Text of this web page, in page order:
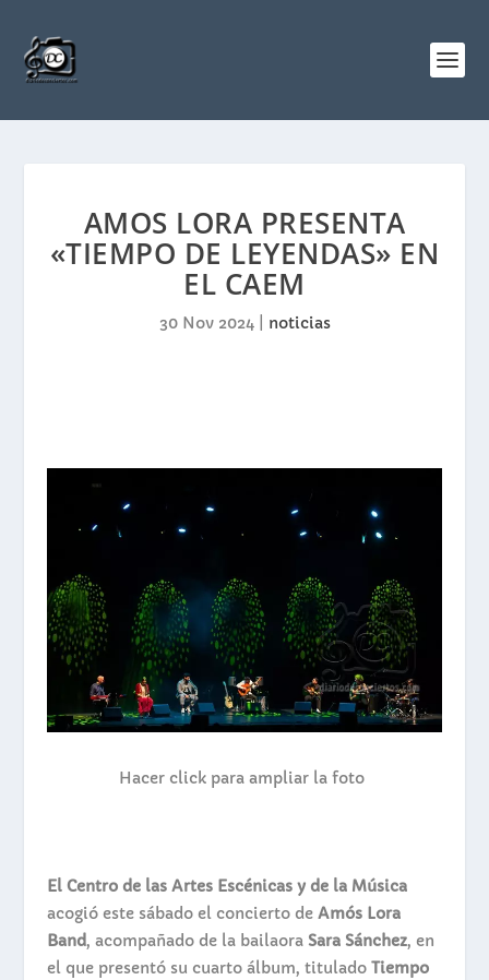
AMOS LORA PRESENTA
«TIEMPO DE LEYENDAS» EN
EL CAEM
30 Nov 2024| noticias
Hacer click para ampliar la foto
El Centro de las Artes Escénicas y de la Música
acogió este sábado el concierto de Amós Lora
Band, acompañado de la bailaora Sara Sánchez, en
el que presentó su cuarto álbum, titulado Tiempo